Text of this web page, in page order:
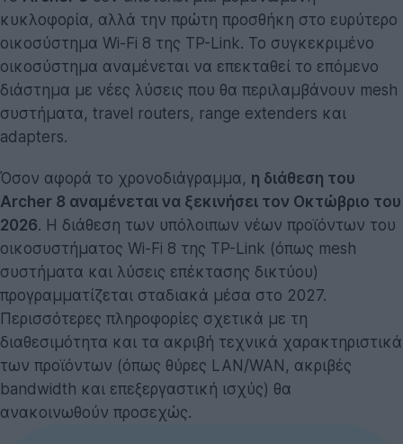
κυκλοφορία, αλλά την πρώτη προσθήκη στο ευρύτερο
οικοσύστημα Wi-Fi 8 της TP-Link. Το συγκεκριμένο
οικοσύστημα αναμένεται να επεκταθεί το επόμενο
διάστημα με νέες λύσεις που θα περιλαμβάνουν mesh
συστήματα, travel routers, range extenders και
adapters.
Όσον αφορά το χρονοδιάγραμμα, η διάθεση του
Archer 8 αναμένεται να ξεκινήσει τον Οκτώβριο του
2026. Η διάθεση των υπόλοιπων νέων προϊόντων του
οικοσυστήματος Wi-Fi 8 της TP-Link (όπως mesh
συστήματα και λύσεις επέκτασης δικτύου)
προγραμματίζεται σταδιακά μέσα στο 2027.
Περισσότερες πληροφορίες σχετικά με τη
διαθεσιμότητα και τα ακριβή τεχνικά χαρακτηριστικά
των προϊόντων (όπως θύρες LAN/WAN, ακριβές
bandwidth και επεξεργαστική ισχύς) θα
ανακοινωθούν προσεχώς.